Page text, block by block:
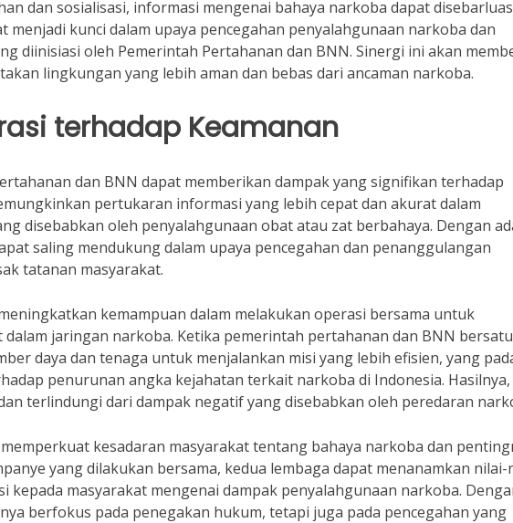
dan sosialisasi, informasi mengenai bahaya narkoba dapat
menjadi kunci dalam upaya pencegahan penyalahgunaan narkoba dan
diinisiasi oleh Pemerintah Pertahanan dan BNN. Sinergi ini akan
lingkungan yang lebih aman dan bebas dari ancaman narkoba.
terhadap Keamanan
dan BNN dapat memberikan dampak yang signifikan terhadap
pertukaran informasi yang lebih cepat dan akurat dalam
disebabkan oleh penyalahgunaan obat atau zat berbahaya. Dengan
saling mendukung dalam upaya pencegahan dan penanggulangan
tatanan masyarakat.
kemampuan dalam melakukan operasi bersama untuk
jaringan narkoba. Ketika pemerintah pertahanan dan BNN
daya dan tenaga untuk menjalankan misi yang lebih efisien, yang
penurunan angka kejahatan terkait narkoba di Indonesia. Hasilnya,
terlindungi dari dampak negatif yang disebabkan oleh peredaran
kesadaran masyarakat tentang bahaya narkoba dan
yang dilakukan bersama, kedua lembaga dapat menanamkan nilai-
kepada masyarakat mengenai dampak penyalahgunaan narkoba.
berfokus pada penegakan hukum, tetapi juga pada pencegahan yang